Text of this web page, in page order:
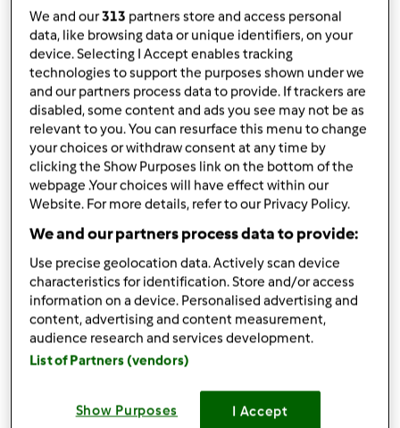
da Ospite
published: 01-03-2016
modificata: 01-03-2016
Aggiungi alle mie raccolte
condividi la ricetta
Crea variante
Ingredienti
1/2 scalogno
1spicchioAglio senza anima
60grammiolio extravergine d'oliva
di salame a listarelle
grammiacqua
We and our313 partners store and access personal
data, like browsing data or unique identifiers, on your
device. Selecting I Accept enables tracking
technologies to support the purposes shown under we
and our partners process data to provide. If trackers are
disabled, some content and ads you see may not be as
relevant to you. You can resurface this menu to change
your choices or withdraw consent at any time by
clicking the Show Purposes link on the bottom of the
webpage .Your choices will have effect within our
Website. For more details, refer to our Privacy Policy.
We and our partners process data to provide:
Use precise geolocation data. Actively scan device
characteristics for identification. Store and/or access
information on a device. Personalised advertising and
content, advertising and content measurement,
audience research and services development.
List of Partners (vendors)
Show Purposes I Accept